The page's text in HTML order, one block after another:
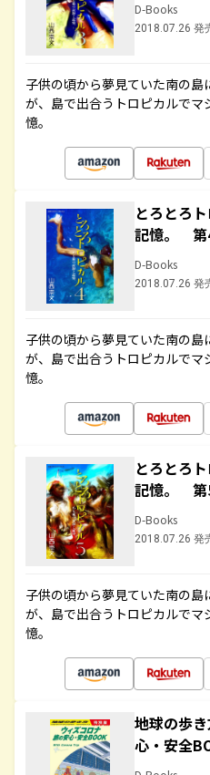
D-Books
2018.07.26 発
子供の頃から夢見ていた南の
が、島で出合うトロピカルで
憶。
とろとろ
記憶。 第
D-Books
2018.07.26 発
子供の頃から夢見ていた南の
が、島で出合うトロピカルで
憶。
とろとろ
記憶。 第
D-Books
2018.07.26 発
子供の頃から夢見ていた南の
が、島で出合うトロピカルで
憶。
地球の歩
心・安全